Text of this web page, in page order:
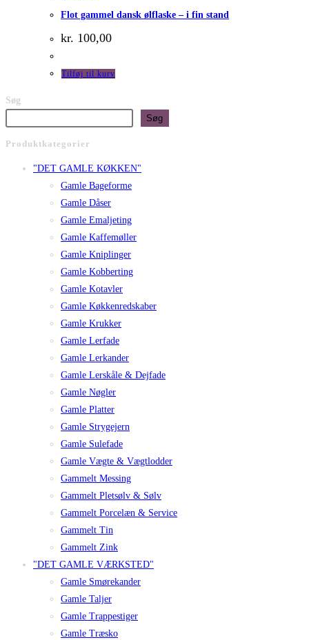
Flot gammel dansk ølflaske – i fin stand
kr. 100,00
Tilføj til kurv
Søg
Søg
Produktkategorier
"DET GAMLE KØKKEN"
Gamle Bageforme
Gamle Dåser
Gamle Emaljeting
Gamle Kaffemøller
Gamle Kniplinger
Gamle Kobberting
Gamle Kotavler
Gamle Køkkenredskaber
Gamle Krukker
Gamle Lerfade
Gamle Lerkander
Gamle Lerskåle & Dejfade
Gamle Nøgler
Gamle Platter
Gamle Strygejern
Gamle Sulefade
Gamle Vægte & Vægtlodder
Gammelt Messing
Gammelt Pletsølv & Sølv
Gammelt Porcelæn & Service
Gammelt Tin
Gammelt Zink
"DET GAMLE VÆRKSTED"
Gamle Smørekander
Gamle Taljer
Gamle Trappestiger
Gamle Træsko